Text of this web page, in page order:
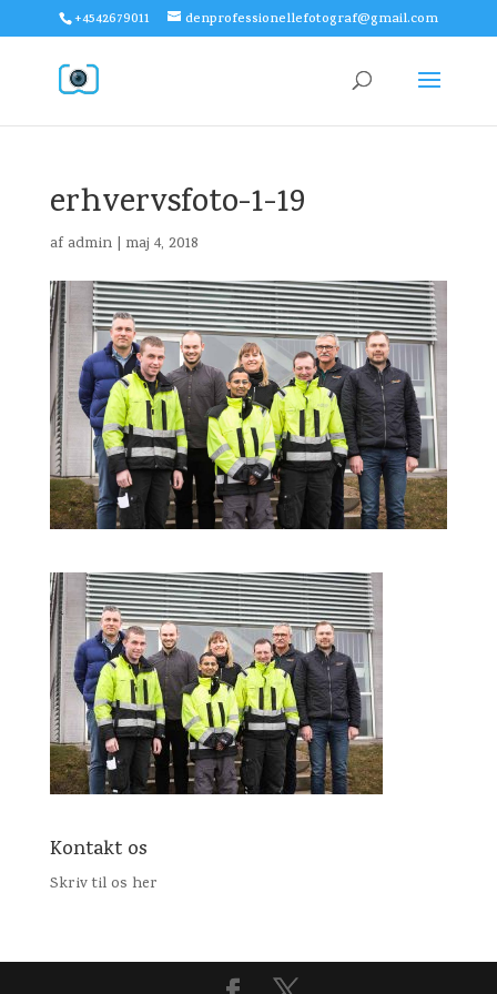
+4542679011 denprofessionellefotograf@gmail.com
erhvervsfoto-1-19
af admin| maj 4, 2018
Kontakt os
Skriv til os her